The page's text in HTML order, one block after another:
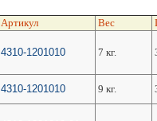
Артикул Вес
4310-1201010 7 кг.
4310-1201010 9 кг.